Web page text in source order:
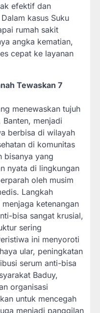
efektif dan
kasus Suku
rumah sakit
angka kematian,
cepat ke layanan
Tewaskan 7
menewaskan tujuh
menjadi
berbisa di wilayah
di komunitas
bisanya yang
nyata di lingkungan
oleh musim
Langkah
ketenangan
bisa sangat krusial,
sering
ini menyoroti
ular, peningkatan
serum anti-bisa
Baduy,
organisasi
untuk mencegah
menjadi panggilan